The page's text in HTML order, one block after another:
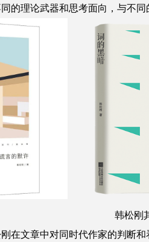
理论武器和思考面向，与不同
韩松刚
在文章中对同时代作家的判断和